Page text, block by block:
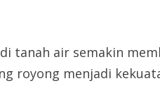
tanah air semakin
royong menjadi